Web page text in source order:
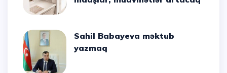
Sahil Babayeva məktub
yazmaq